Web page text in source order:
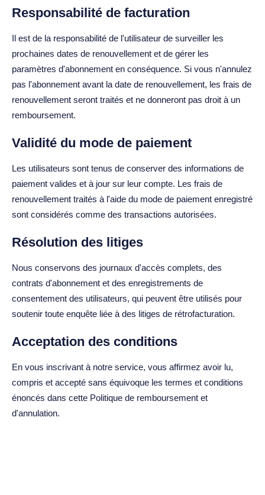
Responsabilité de facturation
Il est de la responsabilité de l'utilisateur de surveiller les
prochaines dates de renouvellement et de gérer les
paramètres d'abonnement en conséquence. Si vous n'annulez
pas l'abonnement avant la date de renouvellement, les frais de
renouvellement seront traités et ne donneront pas droit à un
remboursement.
Validité du mode de paiement
Les utilisateurs sont tenus de conserver des informations de
paiement valides et à jour sur leur compte. Les frais de
renouvellement traités à l'aide du mode de paiement enregistré
sont considérés comme des transactions autorisées.
Résolution des litiges
Nous conservons des journaux d'accès complets, des
contrats d'abonnement et des enregistrements de
consentement des utilisateurs, qui peuvent être utilisés pour
soutenir toute enquête liée à des litiges de rétrofacturation.
Acceptation des conditions
En vous inscrivant à notre service, vous affirmez avoir lu,
compris et accepté sans équivoque les termes et conditions
énoncés dans cette Politique de remboursement et
d'annulation.